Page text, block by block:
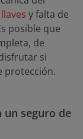
y falta de
posible que
de
si
protección.
un seguro de